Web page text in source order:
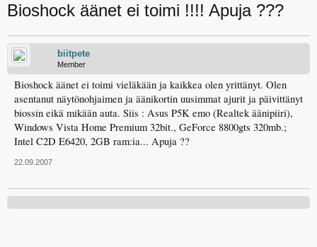
Bioshock äänet ei toimi !!!! Apuja ???
biitpete
Member
Bioshock äänet ei toimi vieläkään ja kaikkea olen yrittänyt. Olen
asentanut näytönohjaimen ja äänikortin uusimmat ajurit ja päivittänyt
biossin eikä mikään auta. Siis : Asus P5K emo (Realtek äänipiiri),
Windows Vista Home Premium 32bit., GeForce 8800gts 320mb.;
Intel C2D E6420, 2GB ram:ia... Apuja ??
22.09.2007